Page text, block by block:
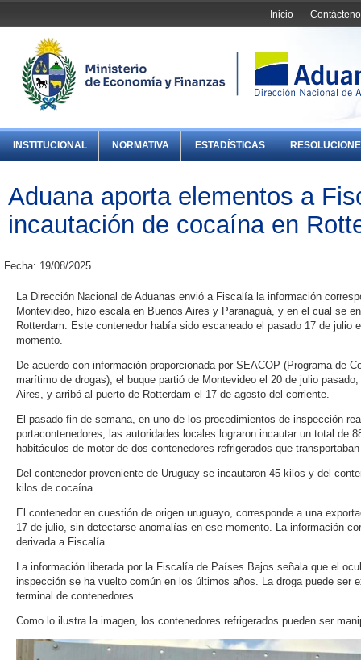
Inicio
INSTITUCIONAL NORMATIVA ESTADÍSTICAS
Aduana aporta elementos a
incautación de cocaína en
Fecha: 19/08/2025
La Dirección Nacional de Aduanas envió a Fiscalía la información
Montevideo, hizo escala en Buenos Aires y Paranaguá, y en el cual se
Rotterdam. Este contenedor había sido escaneado el pasado 17 de
momento.
De acuerdo con información proporcionada por SEACOP (Programa de
marítimo de drogas), el buque partió de Montevideo el 20 de julio
Aires, y arribó al puerto de Rotterdam el 17 de agosto del corriente.
El pasado fin de semana, en uno de los procedimientos de inspección
portacontenedores, las autoridades locales lograron incautar un total de
habitáculos de motor de dos contenedores refrigerados que
Del contenedor proveniente de Uruguay se incautaron 45 kilos y del
kilos de cocaína.
El contenedor en cuestión de origen uruguayo, corresponde a una
17 de julio, sin detectarse anomalías en ese momento. La información
derivada a Fiscalía.
La información liberada por la Fiscalía de Países Bajos señala que el
inspección se ha vuelto común en los últimos años. La droga puede ser
terminal de contenedores.
Como lo ilustra la imagen, los contenedores refrigerados pueden ser